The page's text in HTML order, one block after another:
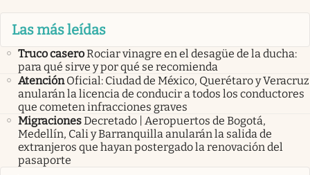
Las más leídas
Truco caseroRociar vinagre en el desagüe de la ducha:
para qué sirve y por qué se recomienda
Atención Oficial: Ciudad de México, Querétaro y Veracruz
anularán la licencia de conducir a todos los conductores
que cometen infracciones graves
MigracionesDecretado | Aeropuertos de Bogotá,
Medellín, Cali y Barranquilla anularán la salida de
extranjeros que hayan postergado la renovación del
pasaporte